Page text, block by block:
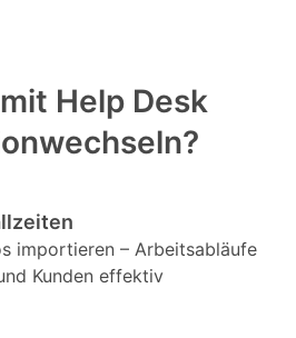
Help Desk
importieren – Arbeitsabläufe
Kunden effektiv